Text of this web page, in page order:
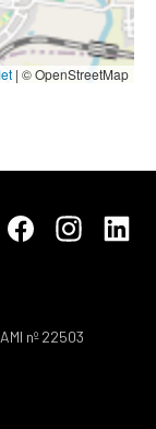
| © OpenStreetMap
AMI nº 22503